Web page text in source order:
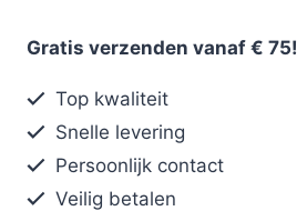
Gratis verzenden vanaf € 75!
Top kwaliteit
Snelle levering
Persoonlijk contact
Veilig betalen